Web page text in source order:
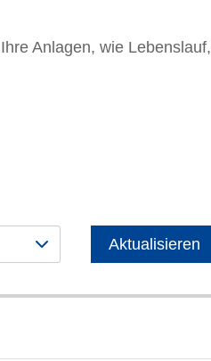
Anlagen, wie Lebenslauf,
Aktualisieren